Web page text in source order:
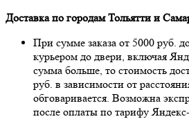
Доставка по городам Тольятти и
При сумме заказа от 5000 руб.
курьером до двери, включая
сумма больше, то стоимость
руб. в зависимости от
обговаривается. Возможна
после оплаты по тарифу